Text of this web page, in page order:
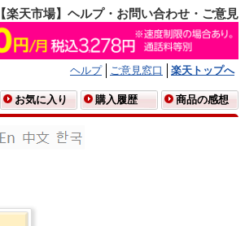
【楽天市場】ヘルプ・お問い合わせ・ご意見
ヘルプ ご意見窓口
楽天トップへ
お気に入り 購入履歴 商品の感想